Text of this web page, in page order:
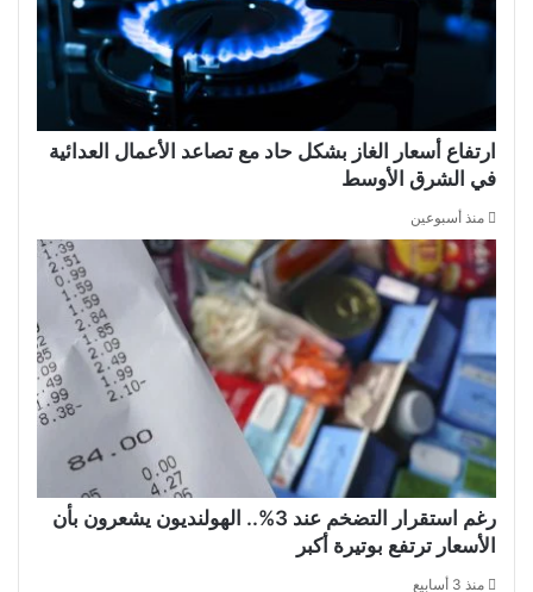
ارتفاع أسعار الغاز بشكل حاد مع تصاعد الأعمال العدائية
في الشرق الأوسط
منذ أسبوعين
رغم استقرار التضخم عند 3%.. الهولنديون يشعرون بأن
الأسعار ترتفع بوتيرة أكبر
منذ 3 أسابيع